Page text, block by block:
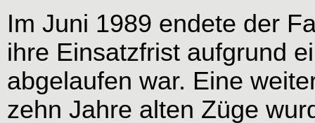
Im Juni 1989 endete der
ihre Einsatzfrist aufgrund
abgelaufen war. Eine
zehn Jahre alten Züge